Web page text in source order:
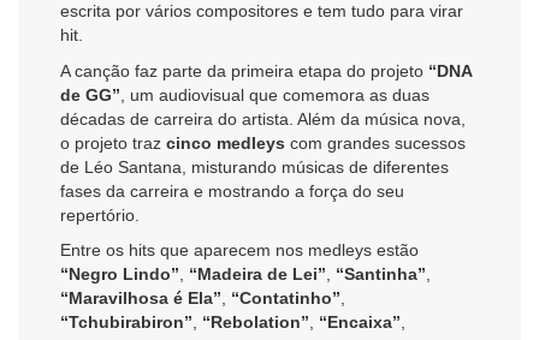
escrita por vários compositores e tem tudo para virar
hit.
A canção faz parte da primeira etapa do projeto “DNA
de GG” , um audiovisual que comemora as duas
décadas de carreira do artista. Além da música nova,
o projeto traz cinco medleys com grandes sucessos
de Léo Santana, misturando músicas de diferentes
fases da carreira e mostrando a força do seu
repertório.
Entre os hits que aparecem nos medleys estão
“Negro Lindo”
“Madeira de Lei” “Santinha”
“Maravilhosa é Ela”
“Contatinho”
“Tchubirabiron”
“Rebolation” “Encaixa”